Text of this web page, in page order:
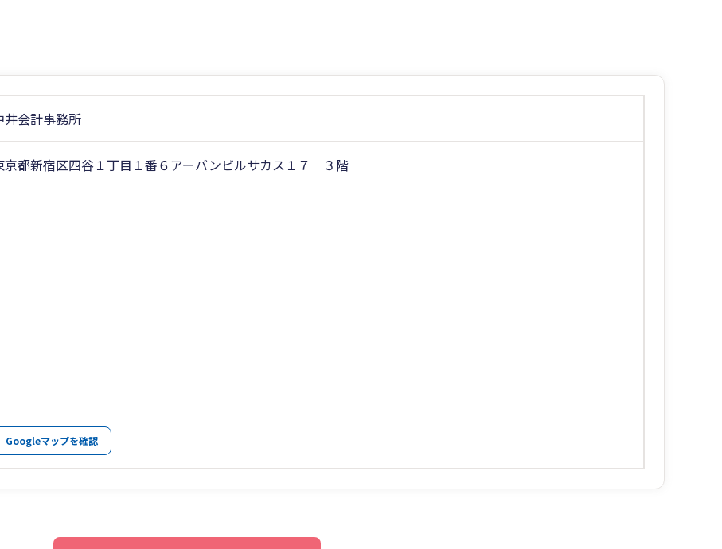
井会計事務所
京都新宿区四谷１丁目１番６アーバンビルサカス１７ ３階
Googleマップを確認